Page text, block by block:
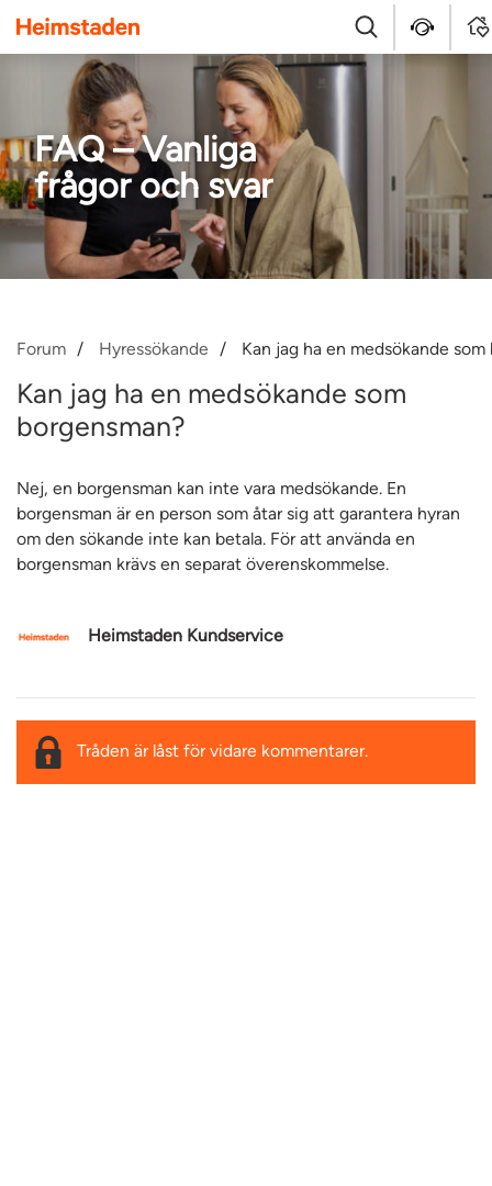
Heimstaden
Sök Kontakt
FAQ – Vanliga
frågor och svar
Forum Hyressökande Kan jag ha en medsökande som
Kan jag ha en medsökande som
borgensman?
Nej, en borgensman kan inte vara medsökande. En
borgensman är en person som åtar sig att garantera hyran
om den sökande inte kan betala. För att använda en
borgensman krävs en separat överenskommelse.
Heimstaden Kundservice
Tråden är låst för vidare kommentarer.